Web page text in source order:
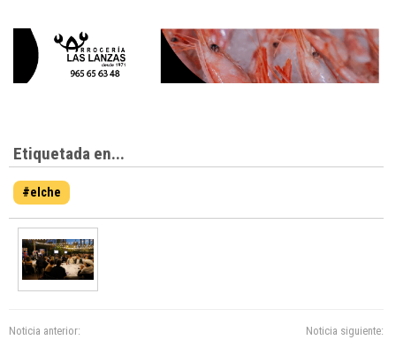
Etiquetada en...
#elche
Noticia anterior: Noticia siguiente: